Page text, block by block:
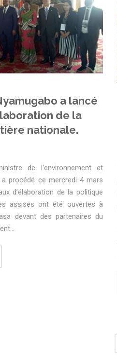
a lancé
de la
nationale.
de l'environnement et
a procédé ce mercredi 4 mars
d’élaboration de la politique
assises ont été ouvertes à
devant des partenaires du